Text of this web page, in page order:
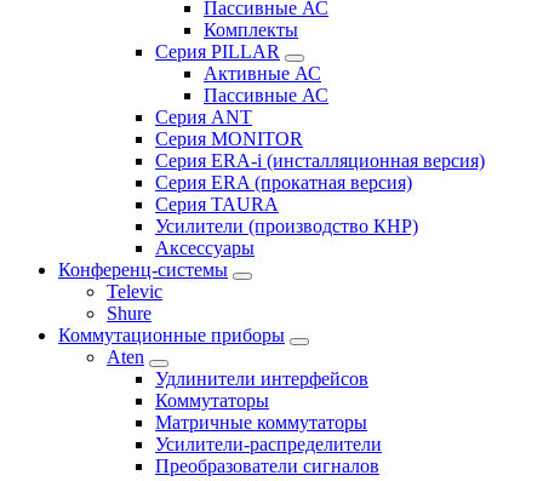
Пассивные АС
Комплекты
Серия PILLAR
Активные АС
Пассивные АС
Серия ANT
Серия MONITOR
Серия ERA-i (инсталляционная версия)
Серия ERA (прокатная версия)
Серия TAURA
Усилители (производство КНР)
Аксессуары
Конференц-системы
Televic
Shure
Коммутационные приборы
Aten
Удлинители интерфейсов
Коммутаторы
Матричные коммутаторы
Усилители-распределители
Преобразователи сигналов